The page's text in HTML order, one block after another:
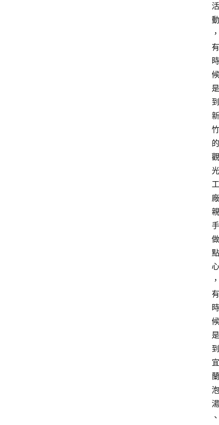
活
動
，
有
時
候
是
到
新
竹
的
觀
光
工
廠
親
手
做
點
心
，
有
時
候
是
到
宜
蘭
泡
湯
、